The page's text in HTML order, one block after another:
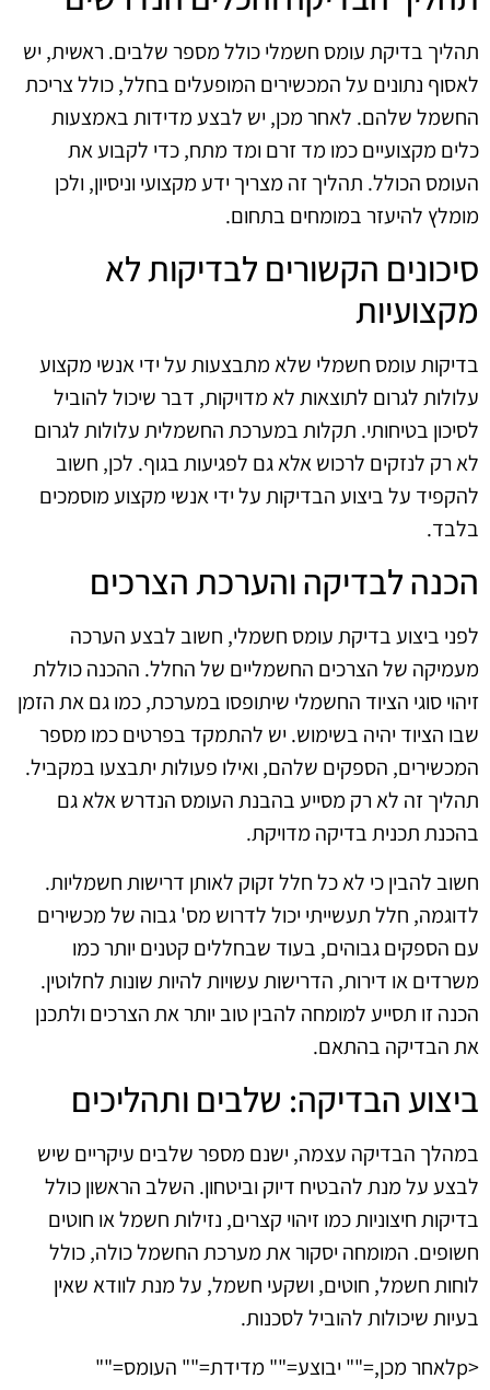
תהליך בדיקת עומס חשמלי כולל מספר שלבים. ראשית, יש
לאסוף נתונים על המכשירים המופעלים בחלל, כולל צריכת
החשמל שלהם. לאחר מכן, יש לבצע מדידות באמצעות
כלים מקצועיים כמו מד זרם ומד מתח, כדי לקבוע את
העומס הכולל. תהליך זה מצריך ידע מקצועי וניסיון, ולכן
מומלץ להיעזר במומחים בתחום.
סיכונים הקשורים לבדיקות לא
מקצועיות
בדיקות עומס חשמלי שלא מתבצעות על ידי אנשי מקצוע
עלולות לגרום לתוצאות לא מדויקות, דבר שיכול להוביל
לסיכון בטיחותי. תקלות במערכת החשמלית עלולות לגרום
לא רק לנזקים לרכוש אלא גם לפגיעות בגוף. לכן, חשוב
להקפיד על ביצוע הבדיקות על ידי אנשי מקצוע מוסמכים
בלבד.
הכנה לבדיקה והערכת הצרכים
לפני ביצוע בדיקת עומס חשמלי, חשוב לבצע הערכה
מעמיקה של הצרכים החשמליים של החלל. ההכנה כוללת
זיהוי סוגי הציוד החשמלי שיתופסו במערכת, כמו גם את הזמן
שבו הציוד יהיה בשימוש. יש להתמקד בפרטים כמו מספר
המכשירים, הספקים שלהם, ואילו פעולות יתבצעו במקביל.
תהליך זה לא רק מסייע בהבנת העומס הנדרש אלא גם
בהכנת תכנית בדיקה מדויקת.
חשוב להבין כי לא כל חלל זקוק לאותן דרישות חשמליות.
לדוגמה, חלל תעשייתי יכול לדרוש מס' גבוה של מכשירים
עם הספקים גבוהים, בעוד שבחללים קטנים יותר כמו
משרדים או דירות, הדרישות עשויות להיות שונות לחלוטין.
הכנה זו תסייע למומחה להבין טוב יותר את הצרכים ולתכנן
את הבדיקה בהתאם.
ביצוע הבדיקה: שלבים ותהליכים
במהלך הבדיקה עצמה, ישנם מספר שלבים עיקריים שיש
לבצע על מנת להבטיח דיוק וביטחון. השלב הראשון כולל
בדיקות חיצוניות כמו זיהוי קצרים, נזילות חשמל או חוטים
חשופים. המומחה יסקור את מערכת החשמל כולה, כולל
לוחות חשמל, חוטים, ושקעי חשמל, על מנת לוודא שאין
בעיות שיכולות להוביל לסכנות.
<pלאחר מכן,="" יבוצע="" מדידת="" העומס=""